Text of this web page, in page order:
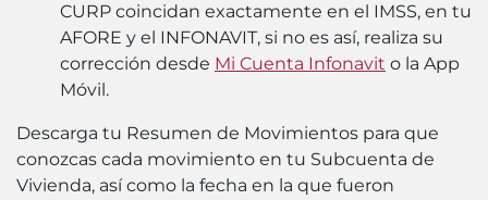
CURP coincidan exactamente en el IMSS, en tu
AFORE y el INFONAVIT, si no es así, realiza su
corrección desde Mi Cuenta Infonavit o la App
Móvil.
Descarga tu Resumen de Movimientos para que
conozcas cada movimiento en tu Subcuenta de
Vivienda, así como la fecha en la que fueron